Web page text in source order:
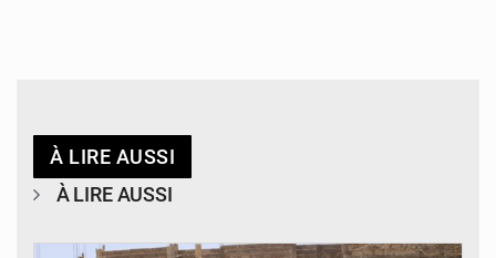
À LIRE AUSSI
À LIRE AUSSI